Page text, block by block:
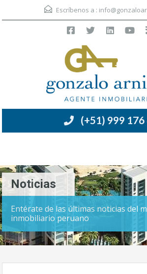
Escríbenos a :
(+51) 999 176
Noticias
Entérate de las últimas noticias del
inmobiliario peruano